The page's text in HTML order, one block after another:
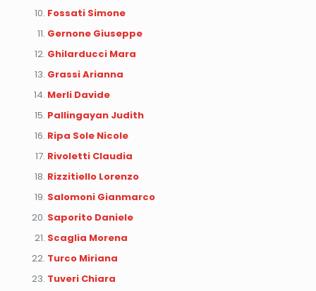
Fossati Simone
Gernone Giuseppe
Ghilarducci Mara
Grassi Arianna
Merli Davide
Pallingayan Judith
Ripa Sole Nicole
Rivoletti Claudia
Rizzitiello Lorenzo
Salomoni Gianmarco
Saporito Daniele
Scaglia Morena
Turco Miriana
Tuveri Chiara